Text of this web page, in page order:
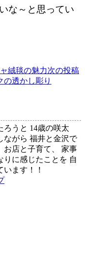
な～と思ってい
絨毯の魅力次の投稿
透かし彫り
ろうと 14歳の咲太
ながら 福井と金沢で
お店と子育て、 家事
りに感じたことを 自
ます！！